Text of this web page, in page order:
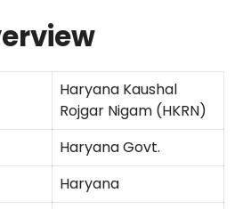
Haryana Kaushal
Rojgar Nigam (HKRN)
Haryana Govt.
Haryana